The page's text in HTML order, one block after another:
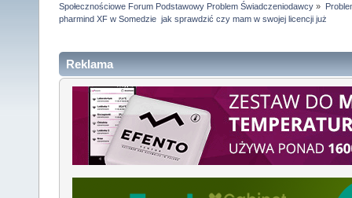
Społecznościowe Forum Podstawowy Problem Świadczeniodawcy »
pharmind XF w Somedzie  jak sprawdzić czy mam w swojej licencji już
Reklama